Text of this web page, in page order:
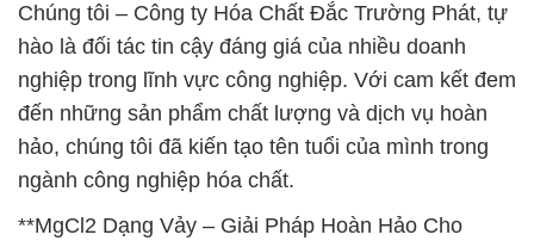
Chúng tôi – Công ty Hóa Chất Đắc Trường Phát, tự
hào là đối tác tin cậy đáng giá của nhiều doanh
nghiệp trong lĩnh vực công nghiệp. Với cam kết đem
đến những sản phẩm chất lượng và dịch vụ hoàn
hảo, chúng tôi đã kiến tạo tên tuổi của mình trong
ngành công nghiệp hóa chất.
**MgCl2 Dạng Vảy – Giải Pháp Hoàn Hảo Cho